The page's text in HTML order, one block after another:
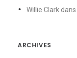
Willie Clark dans
ARCHIVES